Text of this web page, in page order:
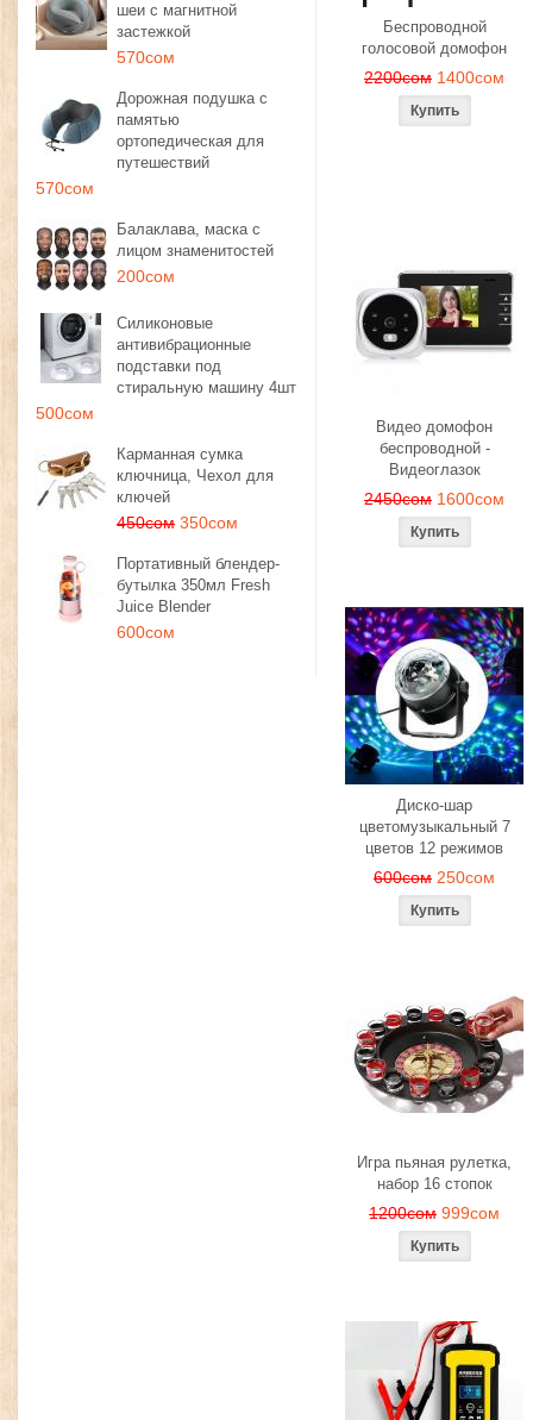
шеи с магнитной
застежкой
570сом
Дорожная подушка с
памятью
ортопедическая для
путешествий
570сом
Балаклава, маска с
лицом знаменитостей
200сом
Силиконовые
антивибрационные
подставки под
стиральную машину 4шт
500сом
Карманная сумка
ключница, Чехол для
ключей
450сом 350сом
Портативный блендер-
бутылка 350мл Fresh
Juice Blender
600сом
Беспроводной
голосовой домофон
2200сом 1400сом
Видео домофон
беспроводной -
Видеоглазок
2450сом 1600сом
Диско-шар
цветомузыкальный 7
цветов 12 режимов
600сом 250сом
Игра пьяная рулетка,
набор 16 стопок
1200сом 999сом